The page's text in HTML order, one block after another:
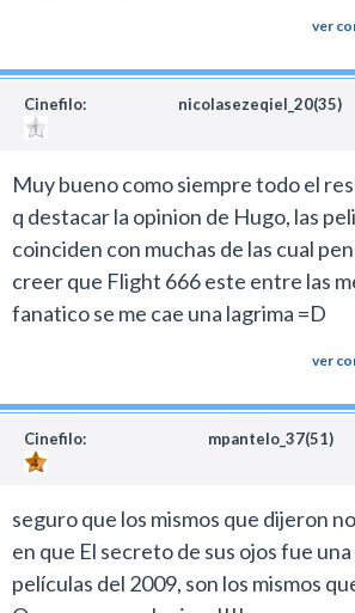
ver
Cinefilo: nicolasezeqiel_20(35)
Muy bueno como siempre todo el
q destacar la opinion de Hugo, las
coinciden con muchas de las cual
creer que Flight 666 este entre las
fanatico se me cae una lagrima =D
ver
Cinefilo: mpantelo_37(51)
seguro que los mismos que dijeron
en que El secreto de sus ojos fue
películas del 2009, son los mismos